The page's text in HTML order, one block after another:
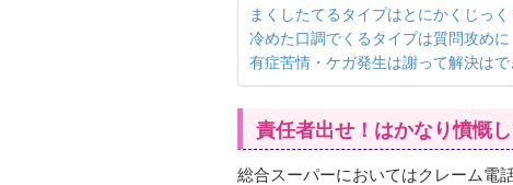
まくしたてるタイプはとにかくじっく
冷めた口調でくるタイプは質問攻めに
有症苦情・ケガ発生は謝って解決は
責任者出せ！はかなり憤慨
総合スーパーにおいてはクレーム電